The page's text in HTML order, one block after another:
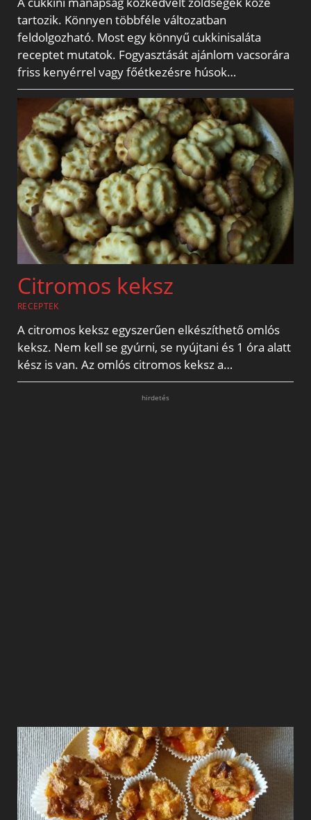
tartozik. Könnyen többféle változatban
feldolgozható. Most egy könnyű cukkinisaláta
receptet mutatok. Fogyasztását ajánlom vacsorára
friss kenyérrel vagy főétkezésre húsok…
Citromos keksz
RECEPTEK
A citromos keksz egyszerűen elkészíthető omlós
keksz. Nem kell se gyúrni, se nyújtani és 1 óra alatt
kész is van. Az omlós citromos keksz a…
hirdetés